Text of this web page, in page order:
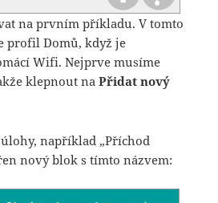
na prvním příkladu. V tomto
profil Domů, když je
Wifi. Nejprve musíme
klepnout naPřidat nový
například „Příchod
nový blok s tímto názvem: